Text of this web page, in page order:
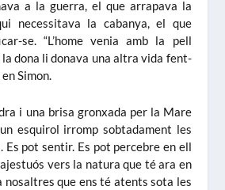
a la guerra, el que arrapava la
necessitava la cabanya, el que
se. “L’home venia amb la pell
la dona li donava una altra vida fent-
Simon.
i una brisa gronxada per la Mare
esquirol irromp sobtadament les
Es pot sentir. Es pot percebre en ell
vers la natura que té ara en
nosaltres que ens té atents sota les